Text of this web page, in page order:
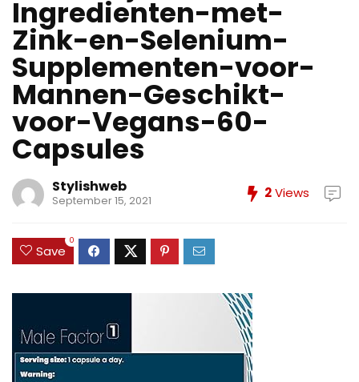
Ingredienten-met-
Zink-en-Selenium-
Supplementen-voor-
Mannen-Geschikt-
voor-Vegans-60-
Capsules
Stylishweb
September 15, 2021 2Views
Save
0